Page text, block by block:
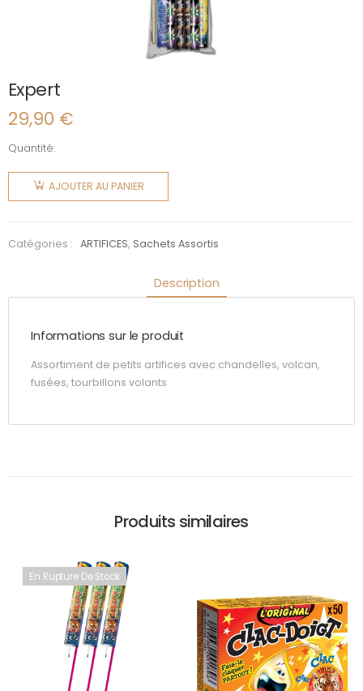
Expert
29,90 €
Quantité:
quantité
de ExpertAJOUTER AU PANIER
Catégories : ARTIFICES, Sachets Assortis
Description
Informations sur le produit
Assortiment de petits artifices avec chandelles, volcan,
fusées, tourbillons volants
Produits similaires
En Rupture De Stock